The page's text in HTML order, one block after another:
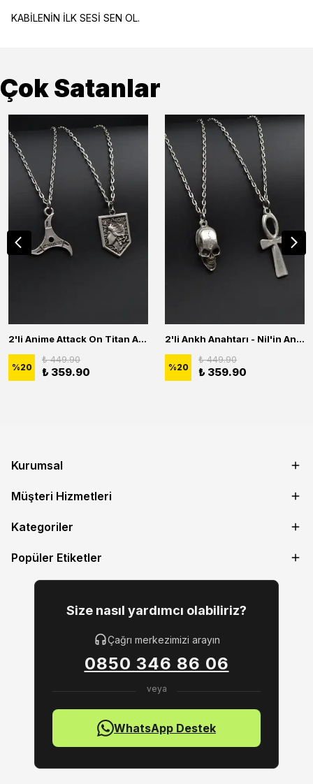
KABİLENİN İLK SESİ SEN OL.
Çok Satanlar
2'li Anime Attack On Titan Acrylic Maria Anime Naruto Erkek Kadın Kolye Seti
%20
₺ 449.90
₺ 359.90
2'li Ankh Anahtarı - Nil'in Anahtarı - Kuru Kafa Erkek Kadın Kolye Seti
%20
₺ 449.90
₺ 359.90
Kurumsal
Müşteri Hizmetleri
Kategoriler
Popüler Etiketler
Size nasıl yardımcı olabiliriz?
Çağrı merkezimizi arayın
0850 346 86 06
WhatsApp Destek